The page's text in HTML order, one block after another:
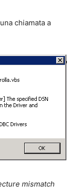
chiamata a
mismatch